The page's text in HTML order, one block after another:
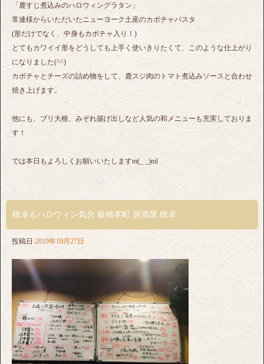
「鹿すじ煮込みのハロウィングラタン」
常連様からいただいたニューヨーク土産のカボチャパスタ
(形だけでなく、中身もカボチャ入り！)
とてもカワイイ形をどうしても上手く使いきりたくて、このような仕上がり
になりました(^^)
カボチャとチーズの詰め物をして、鹿スジ肉のトマト煮込みソースと合わせ
焼き上げます。
他にも、ブリ大根、みぞれ揚げ出しなど人気の和メニューも充実しておりま
す！
では本日もよろしくお願いいたしますm(_ _)ml
穂卓もハロウィン気分 板橋本町 居酒屋 穂卓
投稿日 2019年10月27日